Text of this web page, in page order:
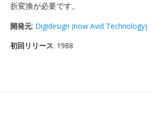
折変換が必要です。
開発元: Digidesign (now Avid Technology)
初回リリース: 1988